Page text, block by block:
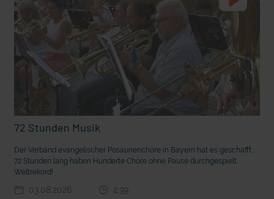
deutsche Sprache? Vorhang auf für Kinderzirkus Giovanni
72 Stunden Musik
Der Verband evangelischer Posaunenchöre in Bayern hat es geschafft:
72 Stunden lang haben Hunderte Chöre ohne Pause durchgespielt:
Weltrekord!
03.08.2026 2:39